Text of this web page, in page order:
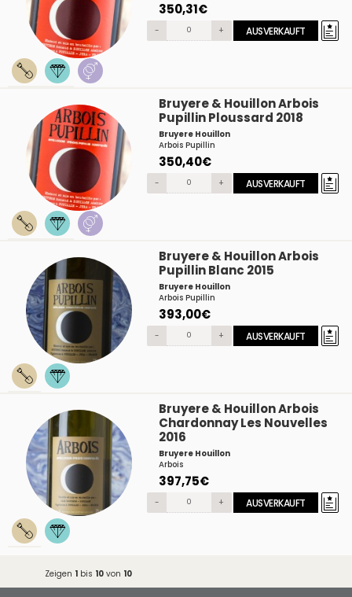
350,31€
- + AUSVERKAUFT
Bruyere & Houillon Arbois
Pupillin Ploussard 2018
Bruyere Houillon
Arbois Pupillin
350,40€
- + AUSVERKAUFT
Bruyere & Houillon Arbois
Pupillin Blanc 2015
Bruyere Houillon
Arbois Pupillin
393,00€
- + AUSVERKAUFT
Bruyere & Houillon Arbois
Chardonnay Les Nouvelles
2016
Bruyere Houillon
Arbois
397,75€
- + AUSVERKAUFT
Zeigen 1bis 10von 10